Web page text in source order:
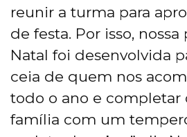
reunir a turma para
de festa. Por isso,
Natal foi desenvolvida
ceia de quem nos
todo o ano e
família com um